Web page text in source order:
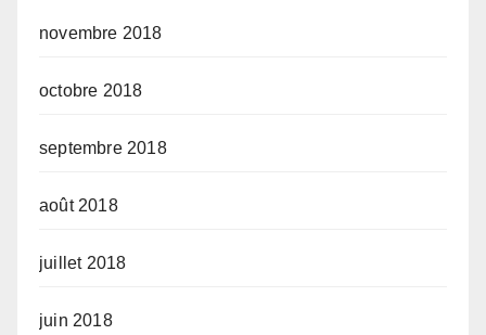
novembre 2018
octobre 2018
septembre 2018
août 2018
juillet 2018
juin 2018